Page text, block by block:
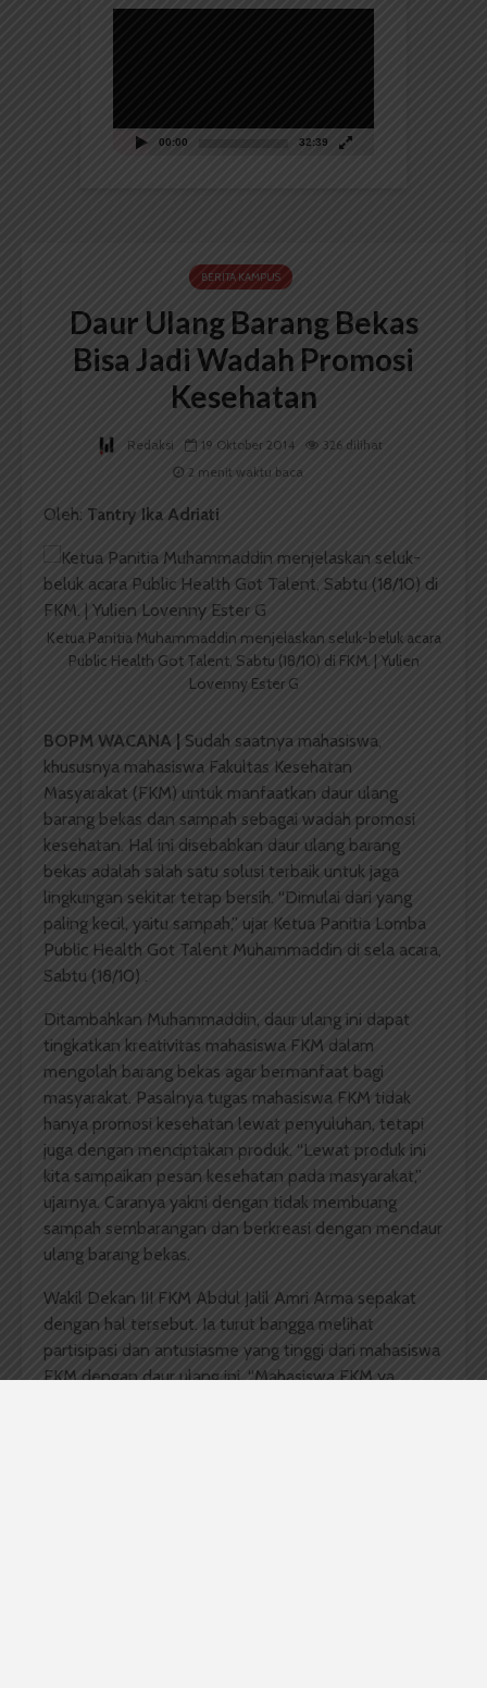
00:00 32:39
BERITA KAMPUS
Daur Ulang Barang Bekas
Bisa Jadi Wadah Promosi
Kesehatan
Redaksi 19 Oktober 2014
326 dilihat
2 menit waktu baca
Oleh: Tantry Ika Adriati
Ketua Panitia Muhammaddin menjelaskan seluk-beluk acara
Public Health Got Talent, Sabtu (18/10) di FKM. | Yulien
Lovenny Ester G
BOPM WACANA | Sudah saatnya mahasiswa,
khususnya mahasiswa Fakultas Kesehatan
Masyarakat (FKM) untuk manfaatkan daur ulang
barang bekas dan sampah sebagai wadah promosi
kesehatan. Hal ini disebabkan daur ulang barang
bekas adalah salah satu solusi terbaik untuk jaga
lingkungan sekitar tetap bersih. “Dimulai dari yang
paling kecil, yaitu sampah,” ujar Ketua Panitia Lomba
Public Health Got Talent Muhammaddin di sela acara,
Sabtu (18/10) .
Ditambahkan Muhammaddin, daur ulang ini dapat
tingkatkan kreativitas mahasiswa FKM dalam
mengolah barang bekas agar bermanfaat bagi
masyarakat. Pasalnya tugas mahasiswa FKM tidak
hanya promosi kesehatan lewat penyuluhan, tetapi
juga dengan menciptakan produk. “Lewat produk ini
kita sampaikan pesan kesehatan pada masyarakat,”
ujarnya. Caranya yakni dengan tidak membuang
sampah sembarangan dan berkreasi dengan mendaur
ulang barang bekas.
Wakil Dekan III FKM Abdul Jalil Amri Arma sepakat
dengan hal tersebut. Ia turut bangga melihat
partisipasi dan antusiasme yang tinggi dari mahasiswa
FKM dengan daur ulang ini. “Mahasiswa FKM ya